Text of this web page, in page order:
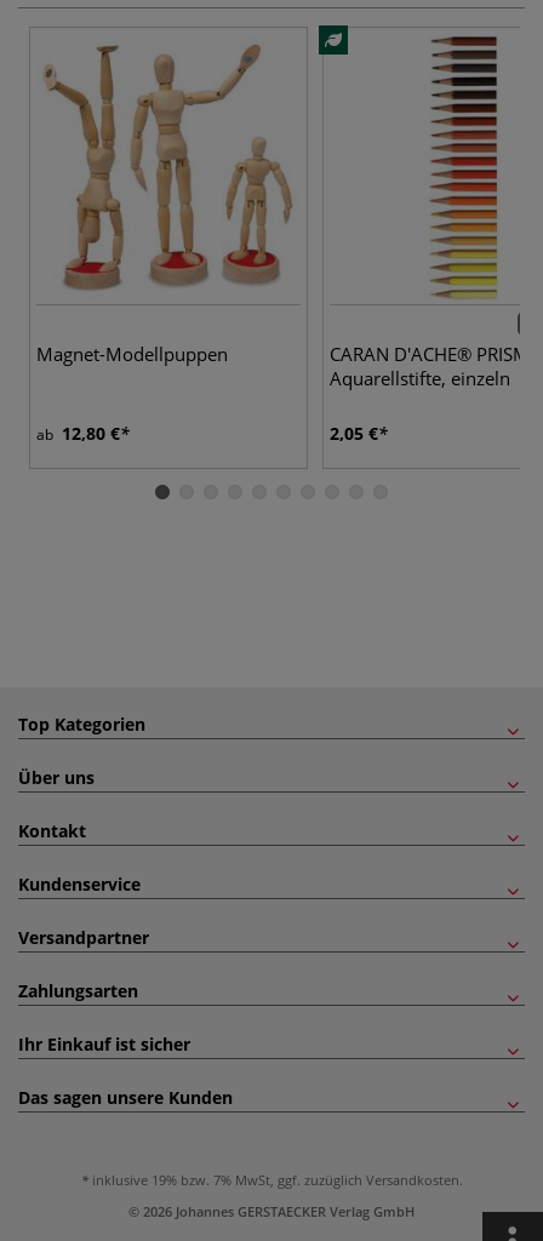
Magnet-Modellpuppen
ab 12,80 €
CARAN D'ACHE®
Aquarellstifte, einzeln
2,05 €
Top Kategorien
Über uns
Kontakt
Kundenservice
Versandpartner
Zahlungsarten
Ihr Einkauf ist sicher
Das sagen unsere Kunden
inklusive 19% bzw. 7% MwSt, ggf. zuzüglich Versandkosten.
© 2026 Johannes GERSTAECKER Verlag GmbH